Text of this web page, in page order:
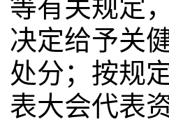
等有关规定
决定给予关
处分；按规
表大会代表